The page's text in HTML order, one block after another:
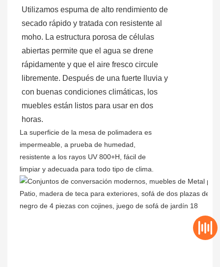
Utilizamos espuma de alto rendimiento de
secado rápido y tratada con resistente al
moho. La estructura porosa de células
abiertas permite que el agua se drene
rápidamente y que el aire fresco circule
libremente. Después de una fuerte lluvia y
con buenas condiciones climáticas, los
muebles están listos para usar en dos
horas.
La superficie de la mesa de polimadera es
impermeable, a prueba de humedad,
resistente a los rayos UV 800+H, fácil de
limpiar y adecuada para todo tipo de clima.